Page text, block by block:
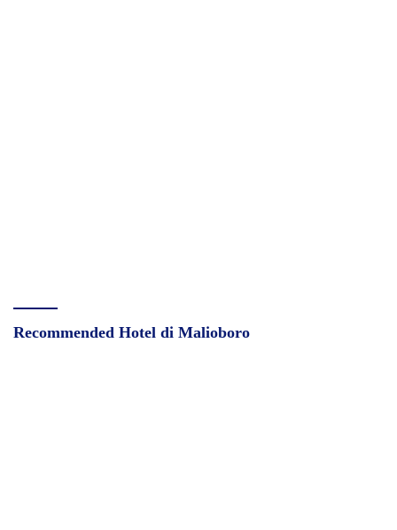
Recommended Hotel di Malioboro